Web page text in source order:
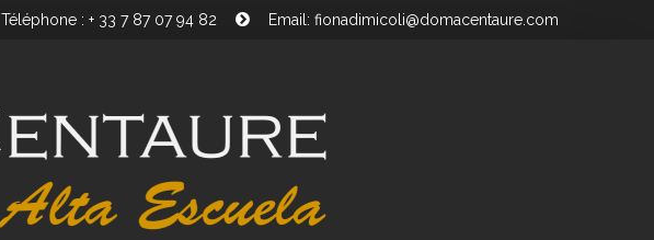
Téléphone : + 33 7 87 07 94 82 Email: fionadimicoli@domacentaure.com